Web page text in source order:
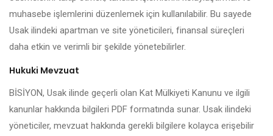
muhasebe işlemlerini düzenlemek için kullanılabilir. Bu sayede
Usak ilindeki apartman ve site yöneticileri, finansal süreçleri
daha etkin ve verimli bir şekilde yönetebilirler.
Hukuki Mevzuat
BİSİYON, Usak ilinde geçerli olan Kat Mülkiyeti Kanunu ve ilgili
kanunlar hakkında bilgileri PDF formatında sunar. Usak ilindeki
yöneticiler, mevzuat hakkında gerekli bilgilere kolayca erişebilir